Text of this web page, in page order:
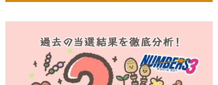
金運上昇★金運・幸運・開運ナビ
ロト・ナンバーズ予想☆的中！攻略ナビ